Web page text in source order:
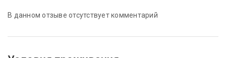
В данном отзыве отсутствует комментарий